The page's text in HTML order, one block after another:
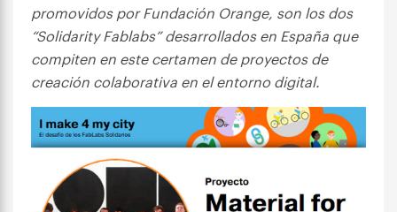
promovidos por Fundación Orange, son los dos
“Solidarity Fablabs” desarrollados en España que
compiten en este certamen de proyectos de
creación colaborativa en el entorno digital.